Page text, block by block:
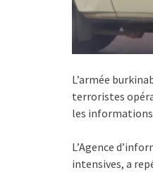
L’armée
terroristes
les informations
L’Agence
intensives, a